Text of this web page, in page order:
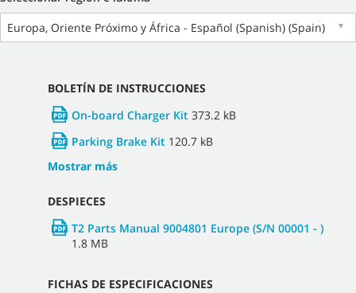
Europa, Oriente Próximo y África - Español (Spanish) (Spain)
▼
BOLETÍN DE INSTRUCCIONES
On-board Charger Kit 373.2 kB
Parking Brake Kit 120.7 kB
Mostrar más
DESPIECES
T2 Parts Manual 9004801 Europe (S/N 00001 - )
1.8 MB
FICHAS DE ESPECIFICACIONES